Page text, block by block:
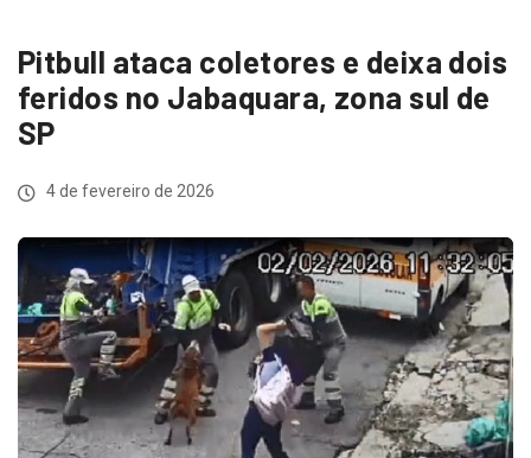
Pitbull ataca coletores e deixa dois
feridos no Jabaquara, zona sul de
SP
4 de fevereiro de 2026